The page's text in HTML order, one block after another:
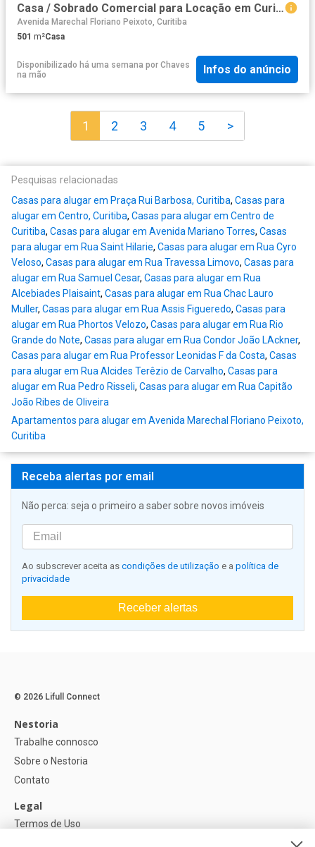
Casa / Sobrado Comercial para Locação em Curitiba/PR Centro
Avenida Marechal Floriano Peixoto, Curitiba
501 m²Casa
Disponibilizado há uma semana por Chaves
na mão
Infos do anúncio
1 2 3 4 5 >
Pesquisas relacionadas
Casas para alugar em Praça Rui Barbosa, Curitiba, Casas para
alugar em Centro, Curitiba, Casas para alugar em Centro de
Curitiba, Casas para alugar em Avenida Mariano Torres, Casas
para alugar em Rua Saint Hilarie, Casas para alugar em Rua Cyro
Veloso, Casas para alugar em Rua Travessa Limovo, Casas para
alugar em Rua Samuel Cesar, Casas para alugar em Rua
Alcebiades Plaisaint, Casas para alugar em Rua Chac Lauro
Muller, Casas para alugar em Rua Assis Figueredo, Casas para
alugar em Rua Phortos Velozo, Casas para alugar em Rua Rio
Grande do Note, Casas para alugar em Rua Condor João LAckner,
Casas para alugar em Rua Professor Leonidas F da Costa, Casas
para alugar em Rua Alcides Terêzio de Carvalho, Casas para
alugar em Rua Pedro Risseli, Casas para alugar em Rua Capitão
João Ribes de Oliveira
Apartamentos para alugar em Avenida Marechal Floriano Peixoto,
Curitiba
Receba alertas por email
Não perca: seja o primeiro a saber sobre novos imóveis
Ao subscrever aceita as condições de utilização e a política de
privacidade
Receber alertas
© 2026 Lifull Connect
Nestoria
Trabalhe connosco
Sobre o Nestoria
Contato
Legal
Termos de Uso